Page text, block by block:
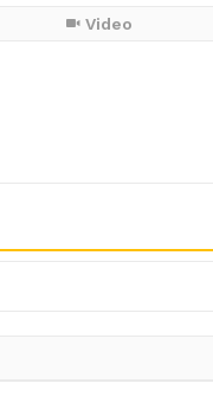
Video